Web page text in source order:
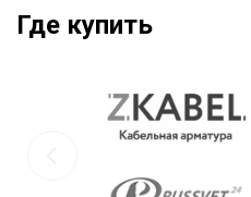
5. Накидная гайка.
Где купить